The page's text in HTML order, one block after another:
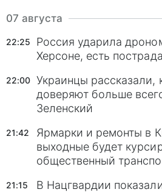
07 августа
22:25
Россия ударила
Херсоне, есть
22:00 Украинцы рассказали,
доверяют больше
Зеленский
21:42
Ярмарки и ремонты в
выходные будет
общественный
21:15
В Нацгвардии